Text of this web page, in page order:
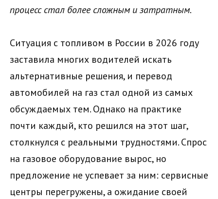
процесс стал более сложным и затратным.
Ситуация с топливом в России в 2026 году
заставила многих водителей искать
альтернативные решения, и перевод
автомобилей на газ стал одной из самых
обсуждаемых тем. Однако на практике
почти каждый, кто решился на этот шаг,
столкнулся с реальными трудностями. Спрос
на газовое оборудование вырос, но
предложение не успевает за ним: сервисные
центры перегружены, а ожидание своей